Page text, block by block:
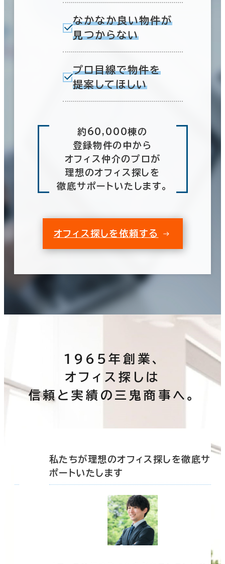
なかなか良い物件が
見つからない
プロ目線で物件を
提案してほしい
約60,000棟の
登録物件の中から
オフィス仲介のプロが
理想のオフィス探しを
徹底サポートいたします。
オフィス探しを依頼する
1965年創業、
オフィス探しは
信頼と実績の三鬼商事へ。
私たちが理想のオフィス探しを徹底サ
ポートいたします